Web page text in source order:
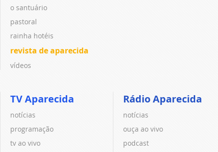
o santuário
pastoral
rainha hotéis
revista de aparecida
vídeos
TV Aparecida
notícias
programação
tv ao vivo
Rádio Aparecida
notícias
ouça ao vivo
podcast